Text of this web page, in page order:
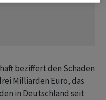
beziffert den Schaden
Milliarden Euro, das
in Deutschland seit